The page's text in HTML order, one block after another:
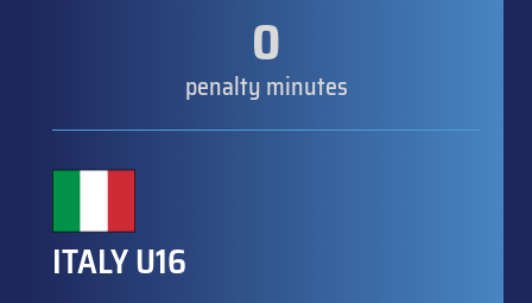
0
penalty minutes
ITALY U16